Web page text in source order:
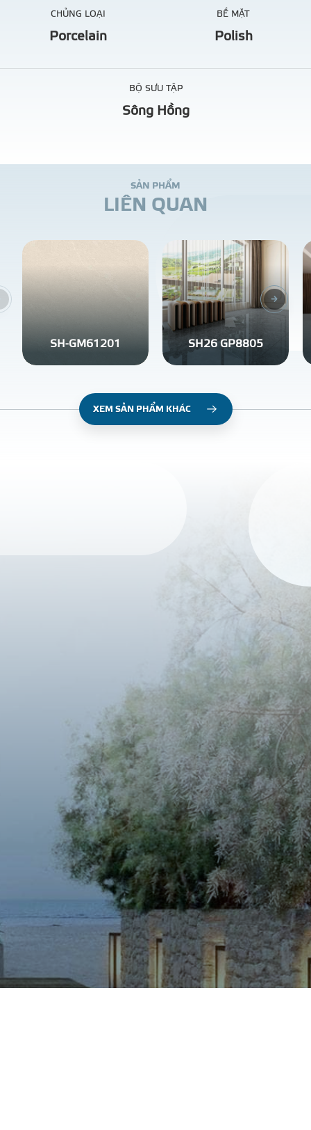
CHỦNG LOẠI
Porcelain
BỀ MẶT
Polish
BỘ SƯU TẬP
Sông Hồng
SẢN PHẨM
LIÊN QUAN
SH-GM61201 SH26 GP8805
XEM SẢN PHẨM KHÁC